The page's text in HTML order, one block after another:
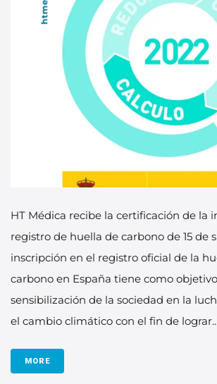
HT Médica recibe la certificación de la
registro de huella de carbono de 15 de
inscripción en el registro oficial de la
carbono en España tiene como
sensibilización de la sociedad en la
el cambio climático con el fin de
MORE